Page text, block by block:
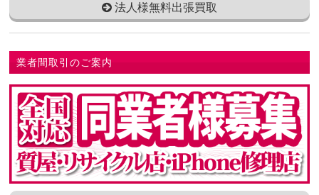
法人様無料出張買取
業者間取引のご案内